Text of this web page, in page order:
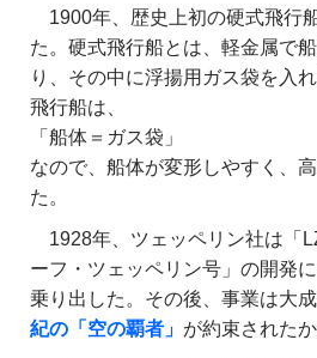
1900年、歴史上初の硬式飛行
た。硬式飛行船とは、軽金属で
り、その中に浮揚用ガス袋を入
飛行船は、
「船体＝ガス袋」
なので、船体が変形しやすく、
た。
1928年、ツェッペリン社は「
ーフ・ツェッペリン号」の開発
乗り出した。その後、事業は大成
紀の「空の覇者」 が約束された